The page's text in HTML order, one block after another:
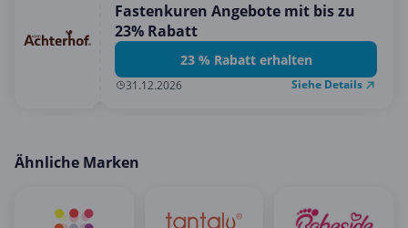
Fastenkuren Angebote mit bis zu
23% Rabatt
23 % Rabatt erhalten
31.12.2026 Siehe Details
Ähnliche Marken